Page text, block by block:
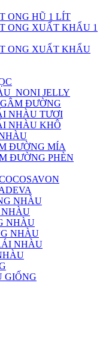
ONG HŨ 1 LÍT
ONG XUẤT KHẨU 1
ONG XUẤT KHẨU
JELLY
ĐƯỜNG
NHÀU TƯƠI
NHÀU KHÔ
ĐƯỜNG MÍA
ĐƯỜNG PHÈN
NHÀU
NHÀU
NHÀU
NHÀU
GIỐNG